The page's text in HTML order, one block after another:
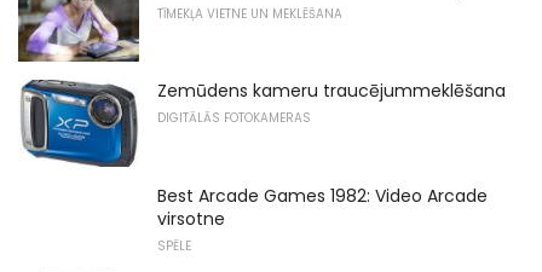
TĪMEKĻA VIETNE UN MEKLĒŠANA
Zemūdens kameru traucējummeklēšana
DIGITĀLĀS FOTOKAMERAS
Best Arcade Games 1982: Video Arcade
virsotne
SPĒLE